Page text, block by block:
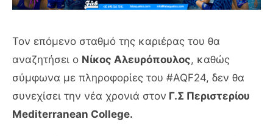
Τον επόμενο σταθμό της καριέρας του θα
αναζητήσει ο Νίκος Αλευρόπουλος, καθώς
σύμφωνα με πληροφορίες του #AQF24, δεν θα
συνεχίσει την νέα χρονιά στον Γ.Σ Περιστερίου
Mediterranean College.